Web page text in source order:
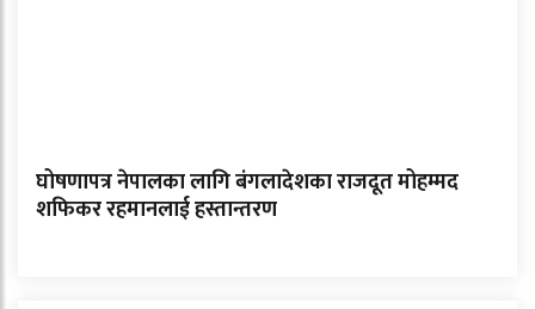
घोषणापत्र नेपालका लागि बंगलादेशका राजदूत मोहम्मद
शफिकर रहमानलाई हस्तान्तरण